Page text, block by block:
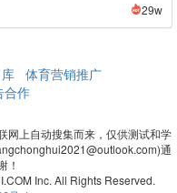
29w
体育营销推广
合作
网上自动搜集而来，仅供测试和学
通
！
Inc. All Rights Reserved.